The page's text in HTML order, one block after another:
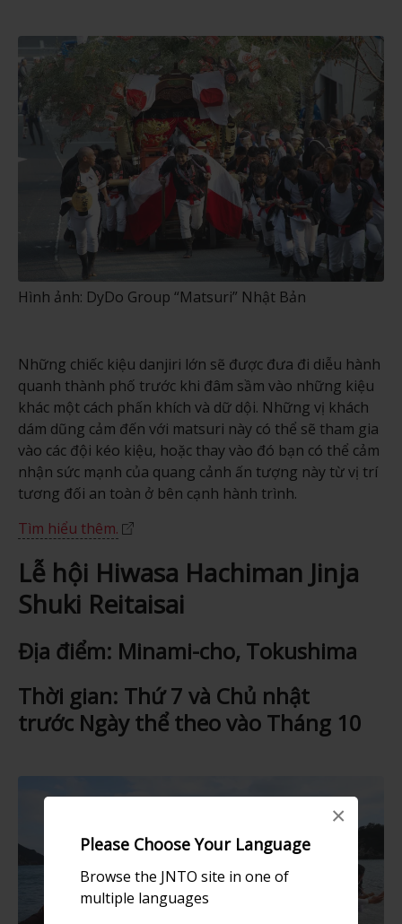
Please Choose Your Language
Browse the JNTO site in one of
multiple languages
×
Hình ảnh: DyDo Group “Matsuri” Nhật Bản
Những chiếc kiệu danjiri lớn sẽ được đưa đi diễu hành
quanh thành phố trước khi đâm sầm vào những kiệu
khác một cách phấn khích và dữ dội. Những vị khách
dám dũng cảm đến với matsuri này có thể sẽ tham gia
vào các đội kéo kiệu, hoặc thay vào đó bạn có thể cảm
nhận sức mạnh của quang cảnh ấn tượng này từ vị trí
tương đối an toàn ở bên cạnh hành trình.
Tìm hiểu thêm.
Lễ hội Hiwasa Hachiman Jinja
Shuki Reitaisai
Địa điểm: Minami-cho, Tokushima
Thời gian: Thứ 7 và Chủ nhật
trước Ngày thể theo vào Tháng 10